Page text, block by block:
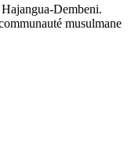
Dembeni.
musulmane